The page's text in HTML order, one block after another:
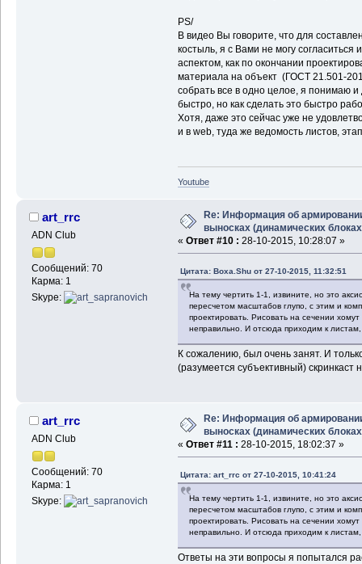
PS/
В видео Вы говорите, что для
костыль, я с Вами не могу согласиться
аспектом, как по окончании
материала на объект (ГОСТ 21.501-
собрать все в одно целое, я понимаю и
быстро, но как сделать это быстро
Хотя, даже это сейчас уже не
и в web, туда же ведомость листов,
Youtube
art_rrc
ADN Club
Сообщений: 70
Карма: 1
Skype:
Re: Информация об
выносках (динамических
« Ответ #10 : 28-10-2015, 10:28:07 »
Цитата: Boxa.Shu от 27-10-2015, 11:32:51
На тему чертить 1-1, извините, но это
пересчетом масштабов глупо, с этим и
проектировать. Рисовать на сечении
неправильно. И отсюда приходим к
К сожалению, был очень занят. И
(разумеется субъективный)
art_rrc
ADN Club
Сообщений: 70
Карма: 1
Skype:
Re: Информация об
выносках (динамических
« Ответ #11 : 28-10-2015, 18:02:37 »
Цитата: art_rrc от 27-10-2015, 10:41:24
На тему чертить 1-1, извините, но это
пересчетом масштабов глупо, с этим и
проектировать. Рисовать на сечении
неправильно. И отсюда приходим к
Ответы на эти вопросы я попытался